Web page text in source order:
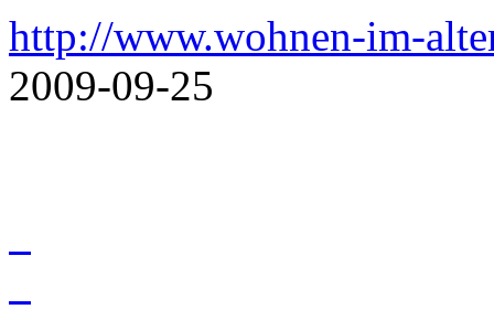
http://www.wohnen-im-
2009-09-25